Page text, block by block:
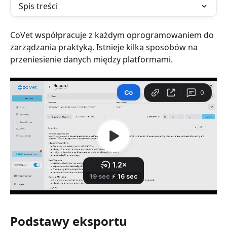
Spis treści
CoVet współpracuje z każdym oprogramowaniem do
zarządzania praktyką. Istnieje kilka sposobów na
przeniesienie danych między platformami.
​Podstawy eksportu